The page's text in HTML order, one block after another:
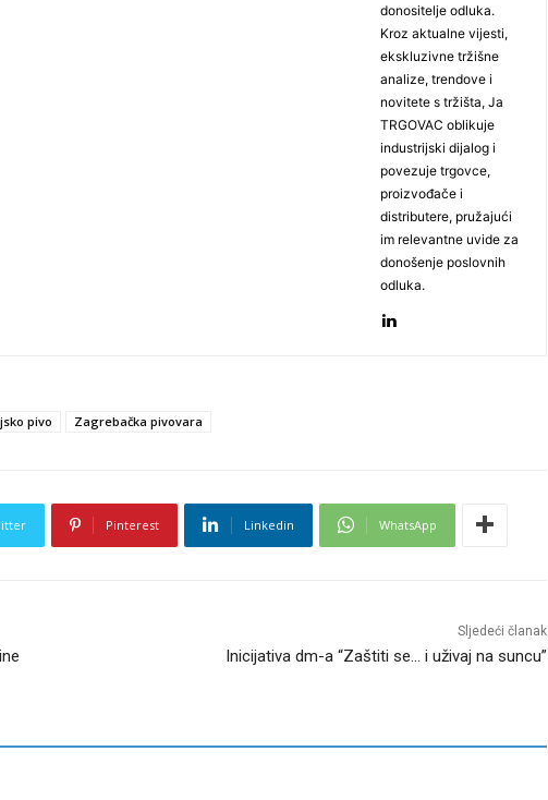
donositelje odluka.
Kroz aktualne vijesti,
ekskluzivne tržišne
analize, trendove i
novitete s tržišta, Ja
TRGOVAC oblikuje
industrijski dijalog i
povezuje trgovce,
proizvođače i
distributere, pružajući
im relevantne uvide za
donošenje poslovnih
odluka.
pivo Zagrebačka pivovara
Pinterest Linkedin WhatsApp
Sljedeći članak
Inicijativa dm-a “Zaštiti se… i uživaj na suncu”